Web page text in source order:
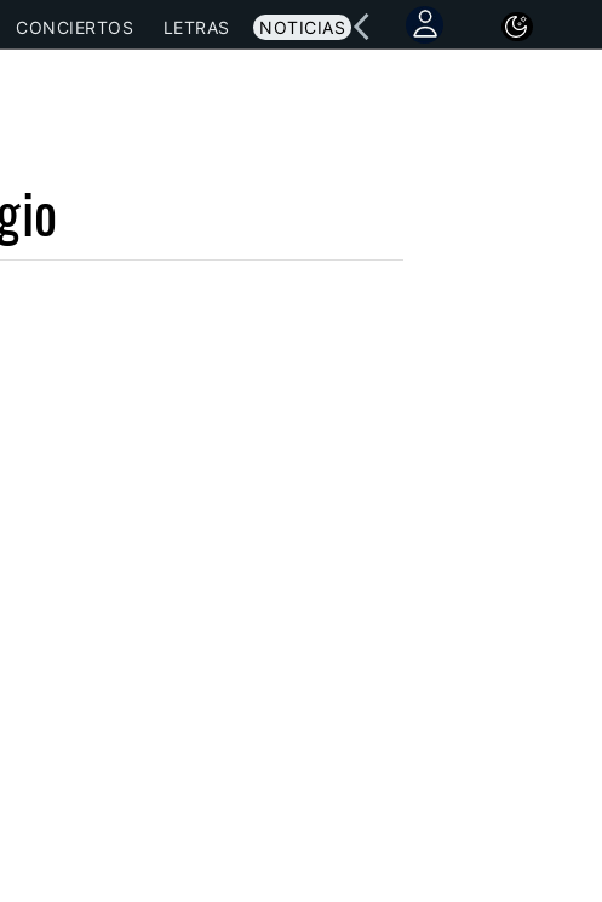
CONCIERTOS LETRAS NOTICIAS